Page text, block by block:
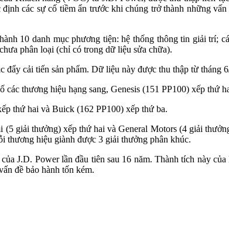
các sự cố tiềm ẩn trước khi chúng trở thành những
10 danh mục phương tiện: hệ thống thông tin giải trí;
phân loại (chỉ có trong dữ liệu sửa chữa).
cải tiến sản phẩm. Dữ liệu này được thu thập từ tháng
thương hiệu hạng sang, Genesis (151 PP100) xếp thứ
thứ hai và Buick (162 PP100) xếp thứ ba.
giải thưởng) xếp thứ hai và General Motors (4 giải
thương hiệu giành được 3 giải thưởng phân khúc.
J.D. Power lần đầu tiên sau 16 năm. Thành tích này
đề bảo hành tốn kém.